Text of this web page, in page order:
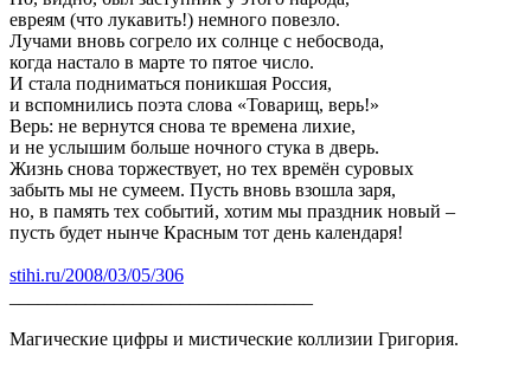
евреям (что лукавить!) немного повезло.
Лучами вновь согрело их солнце с небосвода,
когда настало в марте то пятое число.
И стала подниматься поникшая Россия,
и вспомнились поэта слова «Товарищ, верь!»
Верь: не вернутся снова те времена лихие,
и не услышим больше ночного стука в дверь.
Жизнь снова торжествует, но тех времён суровых
забыть мы не сумеем. Пусть вновь взошла заря,
но, в память тех событий, хотим мы праздник новый –
пусть будет нынче Красным тот день календаря!
stihi.ru/2008/03/05/306
Магические цифры и мистические коллизии Григория.